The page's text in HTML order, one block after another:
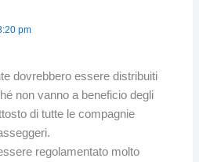
pm
dovrebbero essere distribuiti
non vanno a beneficio degli
di tutte le compagnie
regolamentato molto